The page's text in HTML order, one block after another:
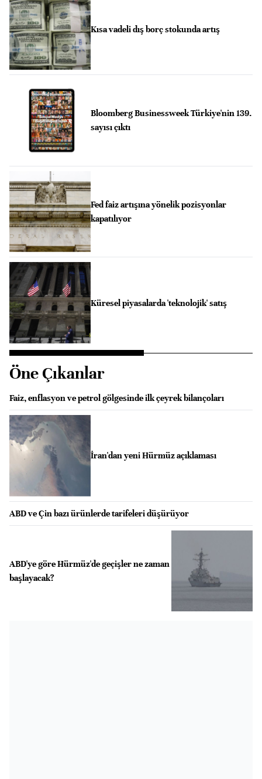
Kısa vadeli dış borç stokunda artış
Bloomberg Businessweek Türkiye'nin 139.
sayısı çıktı
Fed faiz artışına yönelik pozisyonlar
kapatılıyor
Küresel piyasalarda 'teknolojik' satış
Öne Çıkanlar
Faiz, enflasyon ve petrol gölgesinde ilk çeyrek bilançoları
İran'dan yeni Hürmüz açıklaması
ABD ve Çin bazı ürünlerde tarifeleri düşürüyor
ABD'ye göre Hürmüz'de geçişler ne zaman
başlayacak?